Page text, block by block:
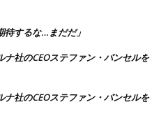
待するな…まだだ」
ナ社のCEOステファン・バンセルを
ナ社のCEOステファン・バンセルを